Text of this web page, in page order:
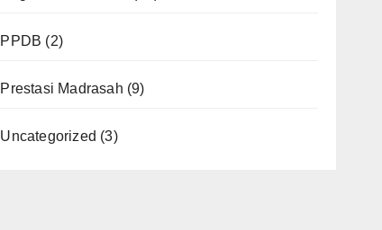
PPDB (2)
Prestasi Madrasah (9)
Uncategorized (3)